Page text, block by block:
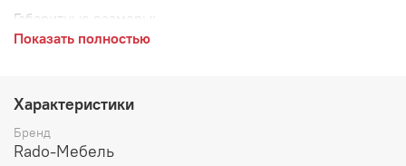
Габаритные размеры:
высота 967 мм
Цвет:
Показать полностью
Характеристики
Бренд
Rado-Мебель